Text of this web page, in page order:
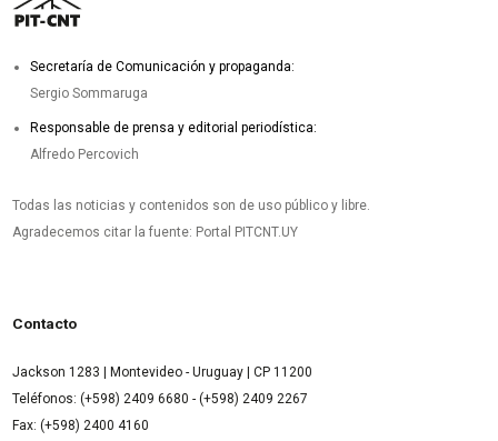
Secretaría de Comunicación y propaganda:
Sergio Sommaruga
Responsable de prensa y editorial periodística:
Alfredo Percovich
Todas las noticias y contenidos son de uso público y libre.
Agradecemos citar la fuente: Portal PITCNT.UY
Contacto
Jackson 1283 | Montevideo - Uruguay | CP 11200
Teléfonos: (+598) 2409 6680 - (+598) 2409 2267
Fax: (+598) 2400 4160